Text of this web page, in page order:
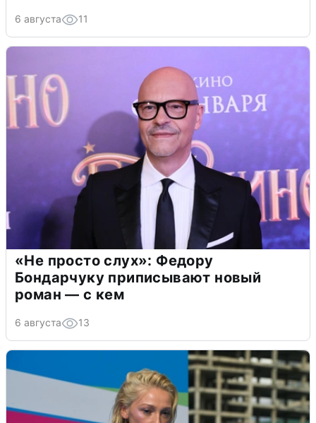
6 августа 11
«Не просто слух»: Федору
Бондарчуку приписывают новый
роман — с кем
6 августа 13